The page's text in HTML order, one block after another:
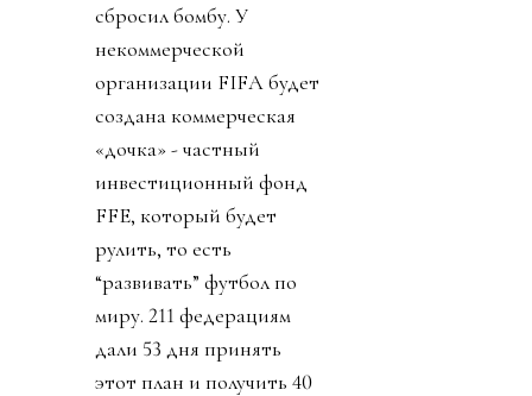
сбросил бомбу. У
некоммерческой
организации FIFA будет
создана коммерческая
«дочка» - частный
инвестиционный фонд
FFE, который будет
рулить, то есть
“развивать” футбол по
миру. 211 федерациям
дали 53 дня принять
этот план и получить 40